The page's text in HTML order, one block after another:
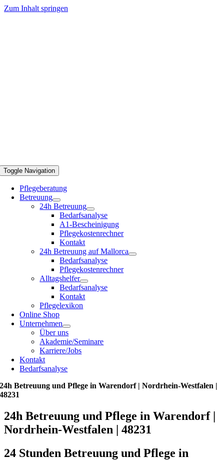
Zum Inhalt springen
Toggle Navigation
Pflegeberatung
Betreuung
24h Betreuung
Bedarfsanalyse
A1-Bescheinigung
Pflegekostenrechner
Kontakt
24h Betreuung auf Mallorca
Bedarfsanalyse
Pflegekostenrechner
Alltagshelfer
Bedarfsanalyse
Kontakt
Pflegelexikon
Online Shop
Unternehmen
Über uns
Akademie/Seminare
Karriere/Jobs
Kontakt
Bedarfsanalyse
24h Betreuung und Pflege in Warendorf | Nordrhein-Westfalen |
48231
24h Betreuung und Pflege in Warendorf |
Nordrhein-Westfalen | 48231
24 Stunden Betreuung und Pflege in